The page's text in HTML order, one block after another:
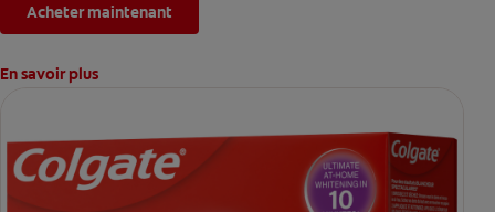
Acheter maintenant
En savoir plus